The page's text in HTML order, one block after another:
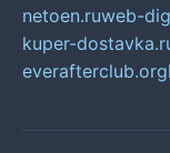
netoen.ruweb-
kuper-
everafterclub.org